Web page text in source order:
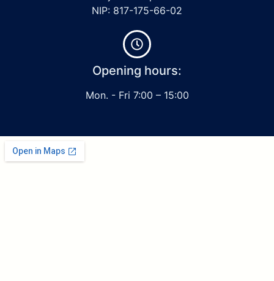
NIP: 817-175-66-02
Opening hours:
Mon. - Fri 7:00 – 15:00